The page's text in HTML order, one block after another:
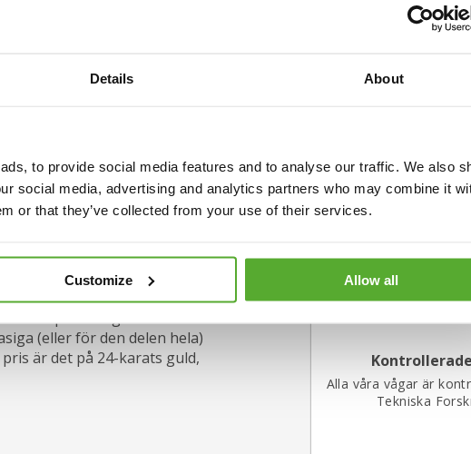
Details About
to provide social media features and to analyse our traffic. We also
social media, advertising and analytics partners who may combine it
or that they’ve collected from your use of their services.
Customize Allow all
betalar bra för det.
eftersom mängden
Det pläterade lagret kan
utvinna i mindre skala.
som innehåller skrotguld.
det bättre att skicka in
med guld. Om din
på auktion värdesätts
Vårt guldpris tåls dock att
reda på skrotguldets vikt
(eller för den delen hela)
är det på 24-karats guld,
Vill du sälja ditt
Guldbrev
Alla våra vågar är
Tekniska